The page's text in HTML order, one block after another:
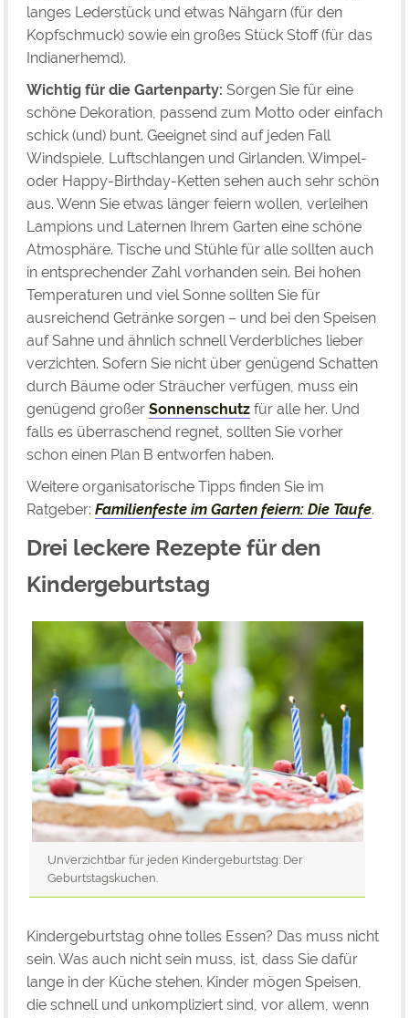
langes Lederstück und etwas Nähgarn (für den
Kopfschmuck) sowie ein großes Stück Stoff (für das
Indianerhemd).
Wichtig für die Gartenparty: Sorgen Sie für eine
schöne Dekoration, passend zum Motto oder einfach
schick (und) bunt. Geeignet sind auf jeden Fall
Windspiele, Luftschlangen und Girlanden. Wimpel-
oder Happy-Birthday-Ketten sehen auch sehr schön
aus. Wenn Sie etwas länger feiern wollen, verleihen
Lampions und Laternen Ihrem Garten eine schöne
Atmosphäre. Tische und Stühle für alle sollten auch
in entsprechender Zahl vorhanden sein. Bei hohen
Temperaturen und viel Sonne sollten Sie für
ausreichend Getränke sorgen – und bei den Speisen
auf Sahne und ähnlich schnell Verderbliches lieber
verzichten. Sofern Sie nicht über genügend Schatten
durch Bäume oder Sträucher verfügen, muss ein
genügend großer Sonnenschutzfür alle her. Und
falls es überraschend regnet, sollten Sie vorher
schon einen Plan B entworfen haben.
Weitere organisatorische Tipps finden Sie im
Ratgeber: Familienfeste im Garten feiern: Die Taufe.
Drei leckere Rezepte für den
Kindergeburtstag
Unverzichtbar für jeden Kindergeburtstag: Der
Geburtstagskuchen.
Kindergeburtstag ohne tolles Essen? Das muss nicht
sein. Was auch nicht sein muss, ist, dass Sie dafür
lange in der Küche stehen. Kinder mögen Speisen,
die schnell und unkompliziert sind, vor allem, wenn